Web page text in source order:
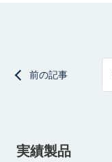
前の記事
実績製品